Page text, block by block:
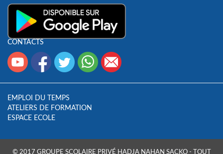
CONTACTS
EMPLOI DU TEMPS
ATELIERS DE FORMATION
ESPACE ECOLE
© 2017 GROUPE SCOLAIRE PRIVÉ HADJA NAHAN SACKO - TOUT